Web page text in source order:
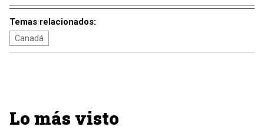
Temas relacionados:
Canadá
Lo más visto